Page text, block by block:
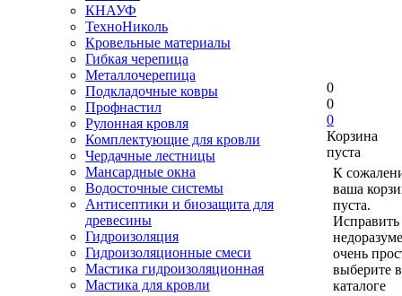
КНАУФ
ТехноНиколь
Кровельные материалы
Гибкая черепица
Металлочерепица
Подкладочные ковры
Профнастил
Рулонная кровля
Комплектующие для кровли
Чердачные лестницы
Мансардные окна
Водосточные системы
Антисептики и биозащита для
древесины
Гидроизоляция
Гидроизоляционные смеси
Мастика гидроизоляционная
Мастика для кровли
0
0
0
Корзина
пуста
К
ваша
пуста.
Исправить
очень
выберите в
каталоге